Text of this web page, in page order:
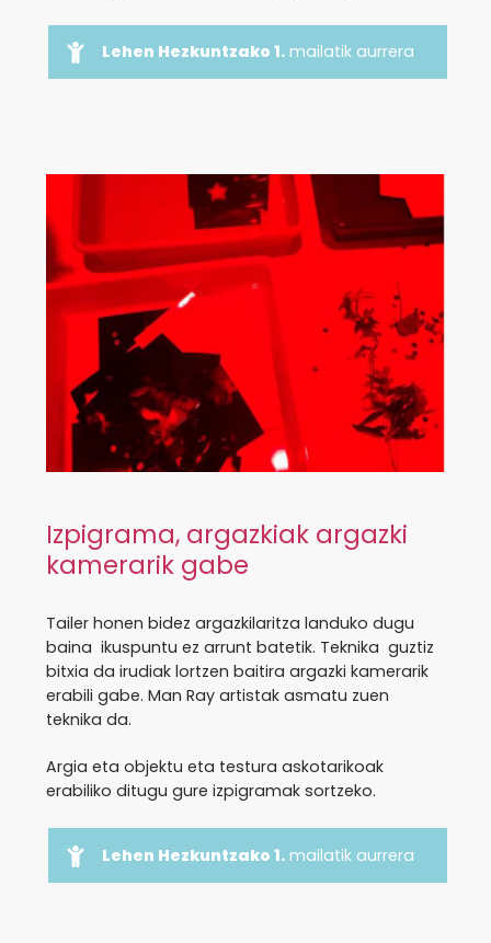
Lehen Hezkuntzako 1.mailatik aurrera
Izpigrama, argazkiak argazki
kamerarik gabe
Tailer honen bidez argazkilaritza landuko dugu
baina ikuspuntu ez arrunt batetik. Teknika guztiz
bitxia da irudiak lortzen baitira argazki kamerarik
erabili gabe. Man Ray artistak asmatu zuen
teknika da.
Argia eta objektu eta testura askotarikoak
erabiliko ditugu gure izpigramak sortzeko.
Lehen Hezkuntzako 1.mailatik aurrera